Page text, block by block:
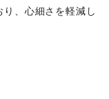
、心細さを軽減し